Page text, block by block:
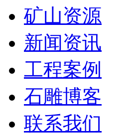
矿山资源
新闻资讯
工程案例
石雕博客
联系我们